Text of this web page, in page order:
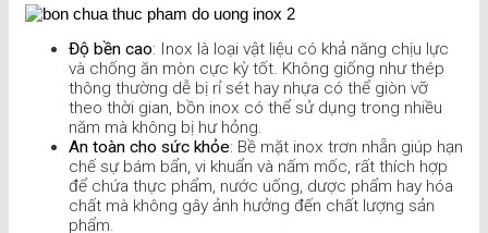
Độ bền cao: Inox là loại vật liệu có khả năng chịu lực
và chống ăn mòn cực kỳ tốt. Không giống như thép
thông thường dễ bị rỉ sét hay nhựa có thể giòn vỡ
theo thời gian, bồn inox có thể sử dụng trong nhiều
năm mà không bị hư hỏng.
An toàn cho sức khỏe: Bề mặt inox trơn nhẵn giúp hạn
chế sự bám bẩn, vi khuẩn và nấm mốc, rất thích hợp
để chứa thực phẩm, nước uống, dược phẩm hay hóa
chất mà không gây ảnh hưởng đến chất lượng sản
phẩm.